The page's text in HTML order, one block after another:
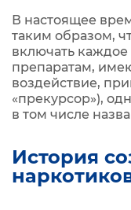
В настоящее
таким образом,
включать
препаратам,
воздействие,
«прекурсор»),
в том числе
История